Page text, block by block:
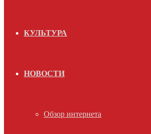
КУЛЬТУРА
НОВОСТИ
Обзор интернета